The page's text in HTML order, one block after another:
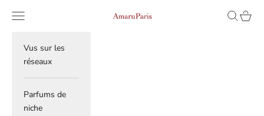
AmaruParis
Navigation menu Search
Cart
Vus sur les
réseaux
Parfums de
niche